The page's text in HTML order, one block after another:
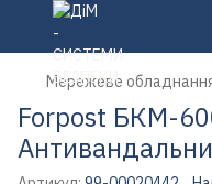
Мережеве
Forpost БКМ-